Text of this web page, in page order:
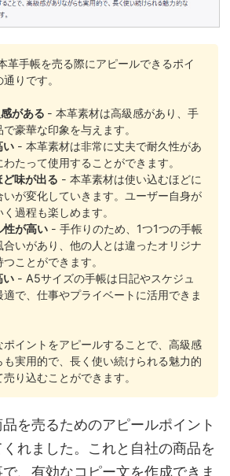
革手帳を売る際にアピールできるポイ
りです。
がある - 本革素材は高級感があり、手
豪華な印象を与えます。
い - 本革素材は非常に丈夫で耐久性があ
わたって使用することができます。
味が出る - 本革素材は使い込むほどに
いが変化していきます。ユーザー自身が
過程も楽しめます。
性が高い - 手作りのため、1つ1つの手帳
合いがあり、他の人とは違ったオリジナ
ことができます。
い - A5サイズの手帳は日記やスケジュ
適で、仕事やプライベートに活用できま
ポイントをアピールすることで、高級感
も実用的で、長く使い続けられる魅力的
り込むことができます。
を売るためのアピールポイント
れました。これと自社の商品を
、有効なコピー文を作成できま